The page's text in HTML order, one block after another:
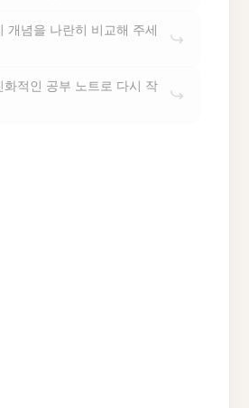
개념을 나란히 비교해 주세
화적인 공부 노트로 다시 작